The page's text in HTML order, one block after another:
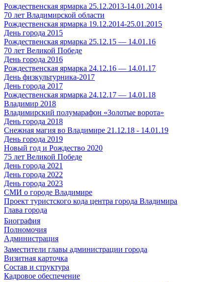
Рождественская ярмарка 25.12.2013-14.01.2014
70 лет Владимирской области
Рождественская ярмарка 19.12.2014-25.01.2015
День города 2015
Рождественская ярмарка 25.12.15 — 14.01.16
70 лет Великой Победе
День города 2016
Рождественская ярмарка 24.12.16 — 14.01.17
День физкультурника-2017
День города 2017
Рождественская ярмарка 24.12.17 — 14.01.18
Владимир 2018
Владимирский полумарафон «Золотые ворота»
День города 2018
Снежная магия во Владимире 21.12.18 - 14.01.19
День города 2019
Новый год и Рождество 2020
75 лет Великой Победе
День города 2021
День города 2022
День города 2023
СМИ о городе Владимире
Проект туристского кода центра города Владимира
Глава города
Биография
Полномочия
Администрация
Заместители главы администрации города
Визитная карточка
Состав и структура
Кадровое обеспечение